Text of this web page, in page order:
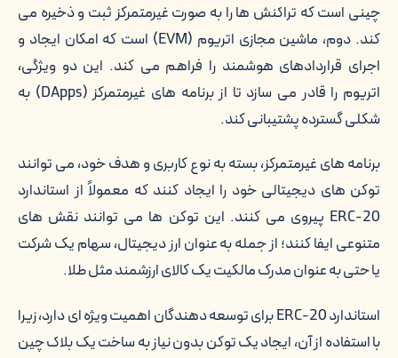
چینی است که تراکنش ها را به صورت غیرمتمرکز ثبت و ذخیره می
کند. دوم، ماشین مجازی اتریوم (EVM) است که امکان ایجاد و
اجرای قراردادهای هوشمند را فراهم می کند. این دو ویژگی،
اتریوم را قادر می سازد تا از برنامه های غیرمتمرکز (DApps) به
شکلی گسترده پشتیبانی کند.
برنامه های غیرمتمرکز، بسته به نوع کاربری و هدف خود، می توانند
توکن های دیجیتالی خود را ایجاد کنند که معمولاً از استاندارد
ERC-20 پیروی می کنند. این توکن ها می توانند نقش های
متنوعی ایفا کنند؛ از جمله به عنوان ارز دیجیتال، سهام یک شرکت
یا حتی به عنوان مدرک مالکیت یک کالای ارزشمند مثل طلا.
استاندارد ERC-20 برای توسعه دهندگان اهمیت ویژه ای دارد، زیرا
با استفاده از آن، ایجاد یک توکن بدون نیاز به ساخت یک بلاک چین